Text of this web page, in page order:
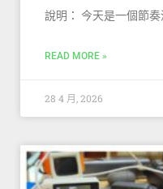
說明： 今天是一個節
READ MORE »
28 4 月, 2026